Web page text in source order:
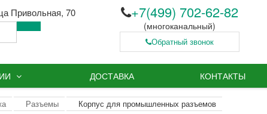
Привольная, 70 +7(499) 702-62-82
(многоканальный)
Обратный звонок
Для заказа просто позвоните:
Или оставьте телефон:
ДОСТАВКА КОНТАКТЫ
Разъемы Корпус для промышленных разъемов